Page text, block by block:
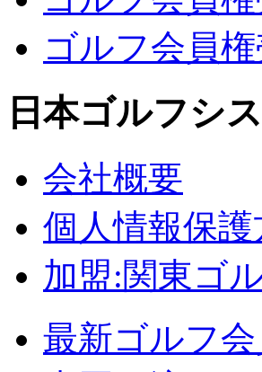
ゴルフ会員
日本ゴルフシ
会社概要
個人情報保護
加盟:関東ゴ
最新ゴルフ